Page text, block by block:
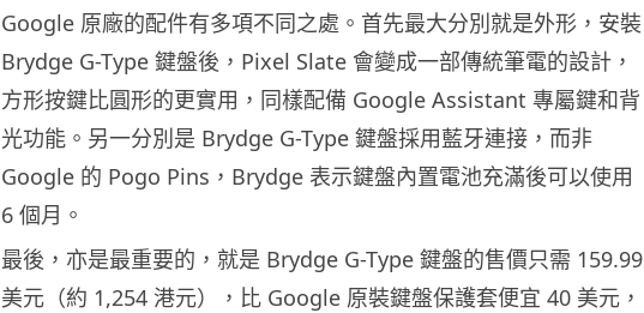
Google 原廠的配件有多項不同之處。首先最大分別就是外形，安裝
Brydge G-Type 鍵盤後，Pixel Slate 會變成一部傳統筆電的設計，
方形按鍵比圓形的更實用，同樣配備 Google Assistant 專屬鍵和背
光功能。另一分別是 Brydge G-Type 鍵盤採用藍牙連接，而非
Google 的 Pogo Pins，Brydge 表示鍵盤內置電池充滿後可以使用
6 個月。
最後，亦是最重要的，就是 Brydge G-Type 鍵盤的售價只需 159.99
美元（約 1,254 港元），比 Google 原裝鍵盤保護套便宜 40 美元，